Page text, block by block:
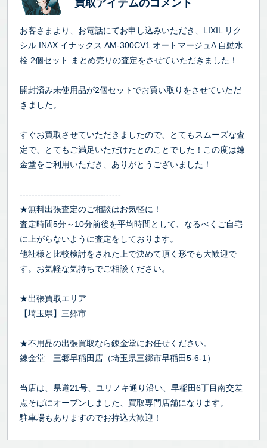
買取アイテムのコメント
お客さまより、お電話にてお申し込みいただき、LIXIL リク
シル INAX イナックス AM-300CV1 オートマージュA 自動水
栓 2個セット まとめ売りの査定をさせていただきました！
開封済み未使用品が2個セットでお買い取りをさせていただ
きました。
すぐお買取させていただきましたので、とてもスムーズな査
定で、とてもご満足いただけたとのことでした！この度は錬
金堂をご利用いただき、ありがとうございました！
----------------------------------
★無料出張査定のご相談はお気軽に！
査定時間5分～10分前後を平均時間として、なるべくご自宅
に上がらないように査定をしております。
他社様と比較検討をされた上で決めて頂く形でも大歓迎で
す。お気軽な気持ちでご相談ください。
★出張買取エリア
【埼玉県】三郷市
★不用品の出張買取なら錬金堂にお任せください。
錬金堂 三郷早稲田店（埼玉県三郷市早稲田5-6-1）
当店は、県道21号、ユリノキ通り沿い、早稲田6丁目南交差
点そばにオープンしました、買取専門店舗になります。
駐車場もありますのでお持込大歓迎！